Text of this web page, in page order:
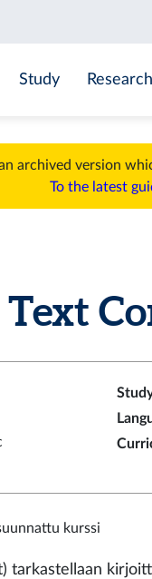
Study Research
archived version
To the latest
kurssi
tarkastellaan